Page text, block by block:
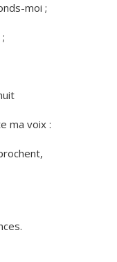
moi ;
ma voix :